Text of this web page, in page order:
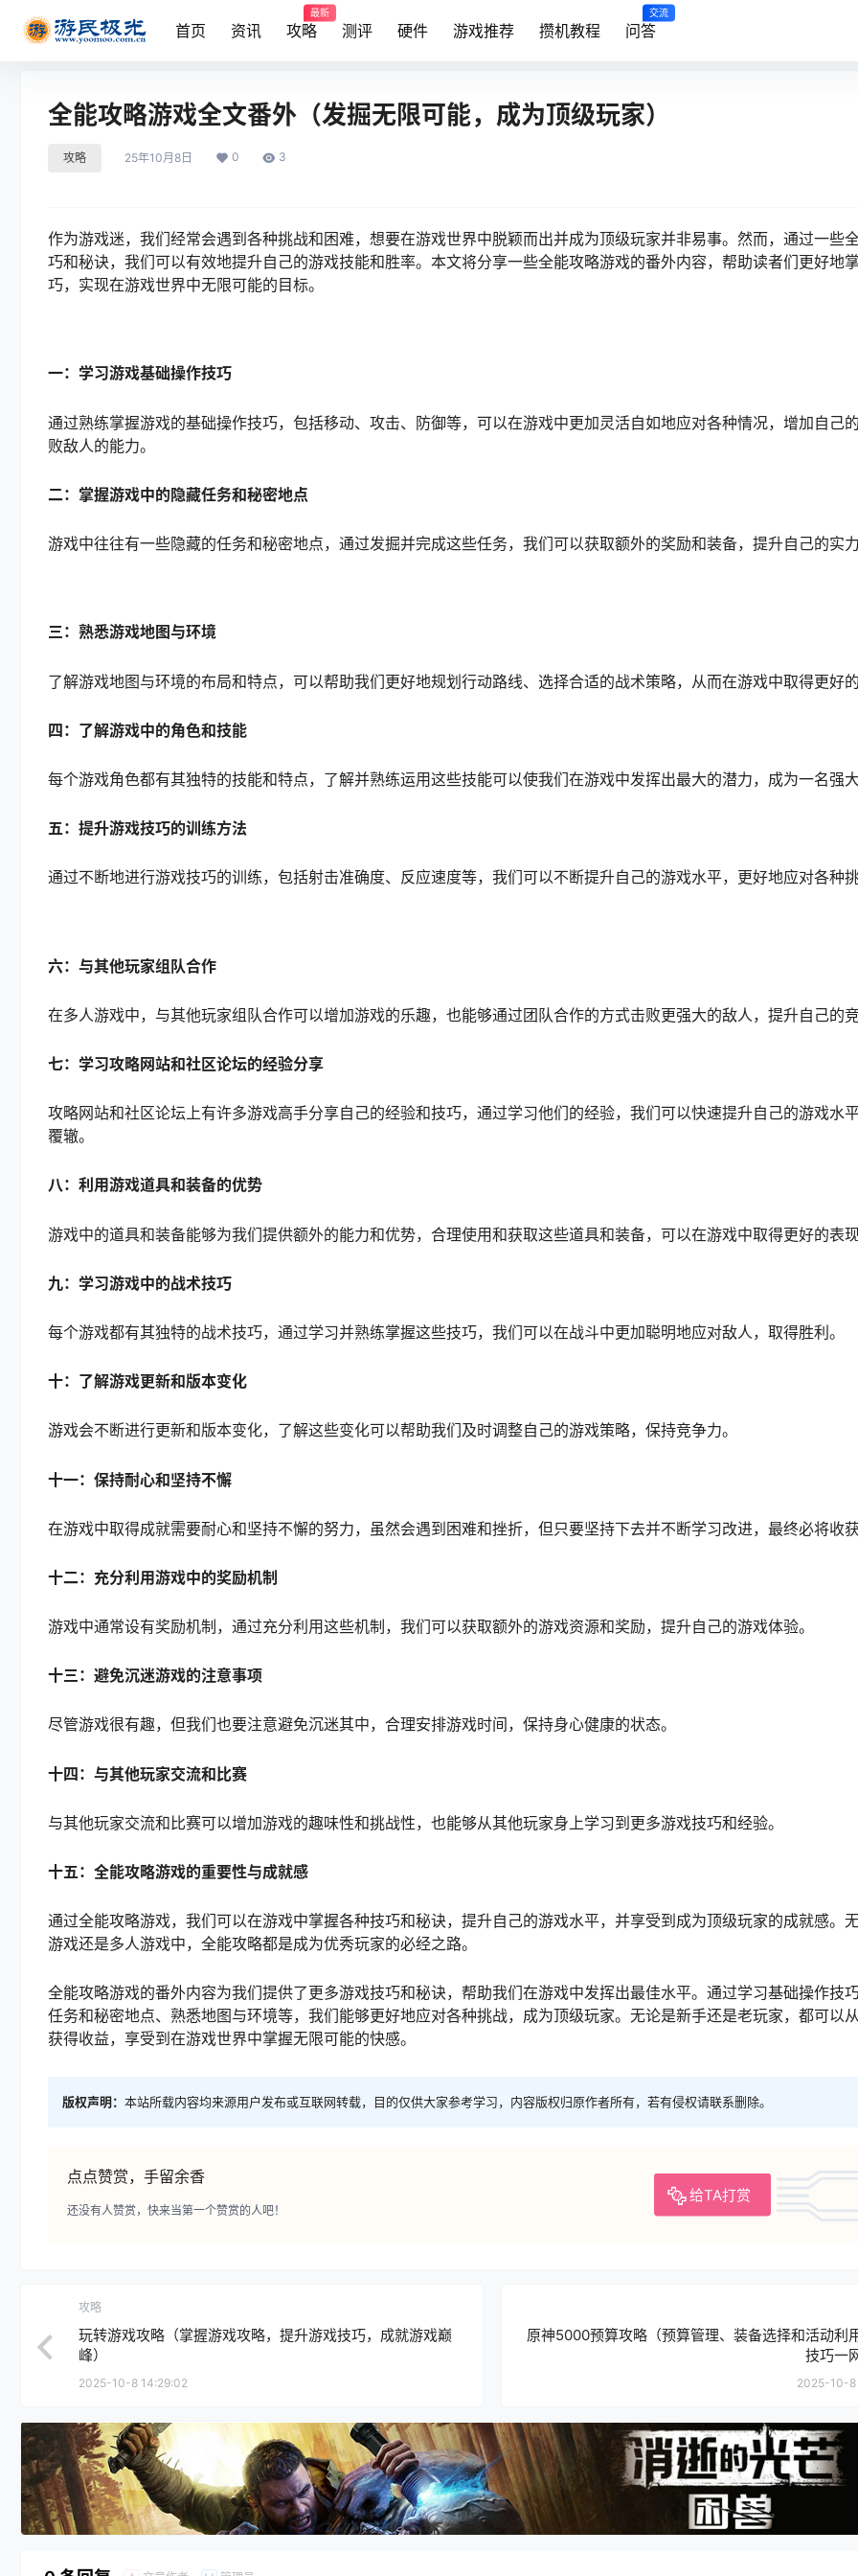
首页 资讯 攻略
最新
测评 硬件 游戏推荐 攒机教程 问答
交流
全能攻略游戏全文番外（发掘无限可能，成为顶级玩家）
攻略 25年10月8日 0 3
作为游戏迷，我们经常会遇到各种挑战和困难，想要在游戏世界中脱颖而出并成为顶级玩家并非易事。然而，通过一些
巧和秘诀，我们可以有效地提升自己的游戏技能和胜率。本文将分享一些全能攻略游戏的番外内容，帮助读者们更好地
巧，实现在游戏世界中无限可能的目标。
一：学习游戏基础操作技巧
通过熟练掌握游戏的基础操作技巧，包括移动、攻击、防御等，可以在游戏中更加灵活自如地应对各种情况，增加自己
败敌人的能力。
二：掌握游戏中的隐藏任务和秘密地点
游戏中往往有一些隐藏的任务和秘密地点，通过发掘并完成这些任务，我们可以获取额外的奖励和装备，提升自己的实
三：熟悉游戏地图与环境
了解游戏地图与环境的布局和特点，可以帮助我们更好地规划行动路线、选择合适的战术策略，从而在游戏中取得更好
四：了解游戏中的角色和技能
每个游戏角色都有其独特的技能和特点，了解并熟练运用这些技能可以使我们在游戏中发挥出最大的潜力，成为一名强
五：提升游戏技巧的训练方法
通过不断地进行游戏技巧的训练，包括射击准确度、反应速度等，我们可以不断提升自己的游戏水平，更好地应对各种
六：与其他玩家组队合作
在多人游戏中，与其他玩家组队合作可以增加游戏的乐趣，也能够通过团队合作的方式击败更强大的敌人，提升自己的
七：学习攻略网站和社区论坛的经验分享
攻略网站和社区论坛上有许多游戏高手分享自己的经验和技巧，通过学习他们的经验，我们可以快速提升自己的游戏水
覆辙。
八：利用游戏道具和装备的优势
游戏中的道具和装备能够为我们提供额外的能力和优势，合理使用和获取这些道具和装备，可以在游戏中取得更好的表
九：学习游戏中的战术技巧
每个游戏都有其独特的战术技巧，通过学习并熟练掌握这些技巧，我们可以在战斗中更加聪明地应对敌人，取得胜利。
十：了解游戏更新和版本变化
游戏会不断进行更新和版本变化，了解这些变化可以帮助我们及时调整自己的游戏策略，保持竞争力。
十一：保持耐心和坚持不懈
在游戏中取得成就需要耐心和坚持不懈的努力，虽然会遇到困难和挫折，但只要坚持下去并不断学习改进，最终必将收
十二：充分利用游戏中的奖励机制
游戏中通常设有奖励机制，通过充分利用这些机制，我们可以获取额外的游戏资源和奖励，提升自己的游戏体验。
十三：避免沉迷游戏的注意事项
尽管游戏很有趣，但我们也要注意避免沉迷其中，合理安排游戏时间，保持身心健康的状态。
十四：与其他玩家交流和比赛
与其他玩家交流和比赛可以增加游戏的趣味性和挑战性，也能够从其他玩家身上学习到更多游戏技巧和经验。
十五：全能攻略游戏的重要性与成就感
通过全能攻略游戏，我们可以在游戏中掌握各种技巧和秘诀，提升自己的游戏水平，并享受到成为顶级玩家的成就感。
游戏还是多人游戏中，全能攻略都是成为优秀玩家的必经之路。
全能攻略游戏的番外内容为我们提供了更多游戏技巧和秘诀，帮助我们在游戏中发挥出最佳水平。通过学习基础操作技
任务和秘密地点、熟悉地图与环境等，我们能够更好地应对各种挑战，成为顶级玩家。无论是新手还是老玩家，都可以
获得收益，享受到在游戏世界中掌握无限可能的快感。
版权声明： 本站所载内容均来源用户发布或互联网转载，目的仅供大家参考学习，内容版权归原作者所有，若有侵权请联系删除。
点点赞赏，手留余香
给TA打赏
还没有人赞赏，快来当第一个赞赏的人吧！
攻略
玩转游戏攻略（掌握游戏攻略，提升游戏技巧，成就游戏巅
峰）
2025-10-8 14:29:02
原神5000预算攻略（预算管理、装备选择和活动利
技巧一
2025-10-8